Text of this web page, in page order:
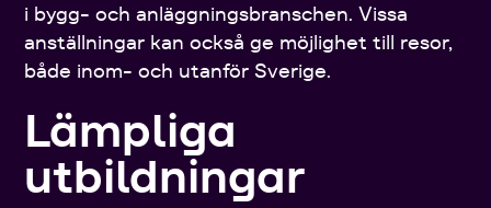
i bygg- och anläggningsbranschen. Vissa
anställningar kan också ge möjlighet till resor,
både inom- och utanför Sverige.
Lämpliga
utbildningar